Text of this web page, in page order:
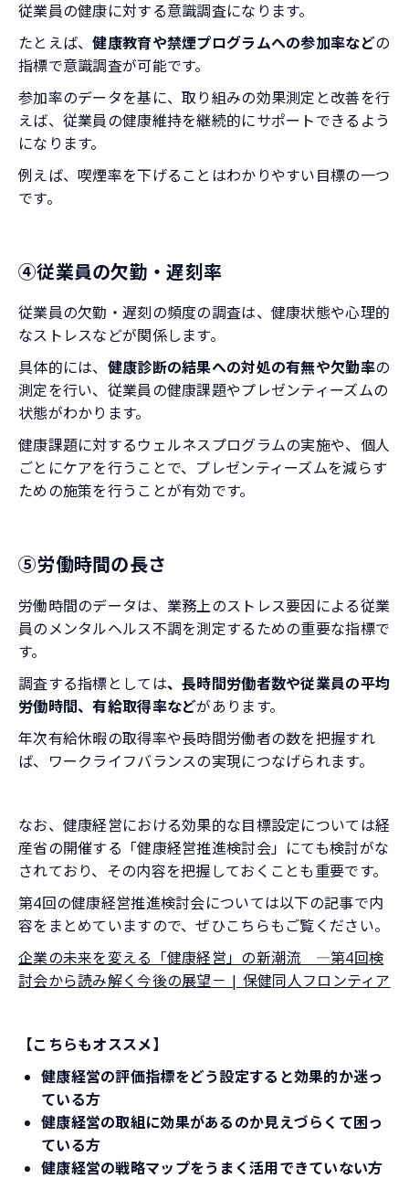
従業員の健康に対する意識調査になります。
たとえば、健康教育や禁煙プログラムへの参加率などの
指標で意識調査が可能です。
参加率のデータを基に、取り組みの効果測定と改善を行
えば、従業員の健康維持を継続的にサポートできるよう
になります。
例えば、喫煙率を下げることはわかりやすい目標の一つ
です。
④従業員の欠勤・遅刻率
従業員の欠勤・遅刻の頻度の調査は、健康状態や心理的
なストレスなどが関係します。
具体的には、 健康診断の結果への対処の有無や欠勤率の
測定を行い、従業員の健康課題やプレゼンティーズムの
状態がわかります。
健康課題に対するウェルネスプログラムの実施や、個人
ごとにケアを行うことで、プレゼンティーズムを減らす
ための施策を行うことが有効です。
⑤労働時間の長さ
労働時間のデータは、業務上のストレス要因による従業
員のメンタルヘルス不調を測定するための重要な指標で
す。
調査する指標としては、長時間労働者数や従業員の平均
労働時間、有給取得率などがあります。
年次有給休暇の取得率や長時間労働者の数を把握すれ
ば、ワークライフバランスの実現につなげられます。
なお、健康経営における効果的な目標設定については経
産省の開催する「健康経営推進検討会」にても検討がな
されており、その内容を把握しておくことも重要です。
第4回の健康経営推進検討会については以下の記事で内
容をまとめていますので、ぜひこちらもご覧ください。
企業の未来を変える「健康経営」の新潮流 ―第4回検
討会から読み解く今後の展望－ | 保健同人フロンティア
【こちらもオススメ】
健康経営の評価指標をどう設定すると効果的か迷っ
ている方
健康経営の取組に効果があるのか見えづらくて困っ
ている方
健康経営の戦略マップをうまく活用できていない方